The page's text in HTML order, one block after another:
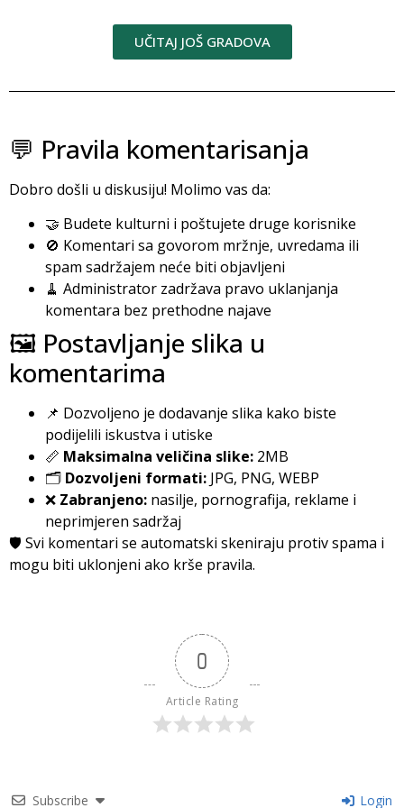
UČITAJ JOŠ GRADOVA
💬 Pravila komentarisanja
Dobro došli u diskusiju! Molimo vas da:
🤝 Budete kulturni i poštujete druge korisnike
🚫 Komentari sa govorom mržnje, uvredama ili
spam sadržajem neće biti objavljeni
🧹 Administrator zadržava pravo uklanjanja
komentara bez prethodne najave
🖼️ Postavljanje slika u
komentarima
📌 Dozvoljeno je dodavanje slika kako biste
podijelili iskustva i utiske
📏 Maksimalna veličina slike: 2MB
🗂️ Dozvoljeni formati: JPG, PNG, WEBP
❌ Zabranjeno: nasilje, pornografija, reklame i
neprimjeren sadržaj
🛡️ Svi komentari se automatski skeniraju protiv spama i
mogu biti uklonjeni ako krše pravila.
0
Article Rating
Subscribe Login